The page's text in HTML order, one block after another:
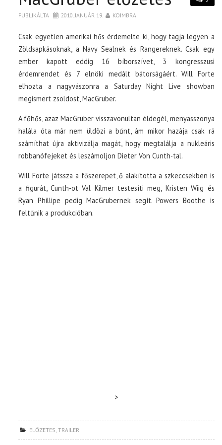
PUBLIKÁLTA 2010. JANUÁR 19. KOIMBRA
Csak egyetlen amerikai hős érdemelte ki, hogy tagja legyen a
Zöldsapkásoknak, a Navy Sealnek és Rangereknek. Csak egy
ember kapott eddig 16 bíborszívet, 3 kongresszusi
érdemrendet és 7 elnöki medált bátorságáért. Will Forte
elhozta a nagyvászonra a Saturday Night Live showban
megismert zsoldost, MacGruber.
A főhős, azaz MacGruber visszavonultan éldegél, menyasszonya
halála óta már nem üldözi a bűnt, ám mikor hazája csak rá
számíthat újra aktivizálja magát, hogy megtalálja a nukleáris
robbanófejeket és leszámoljon Dieter Von Cunth-tal.
Will Forte játssza a főszerepet, ő alakította a szkeccsekben is
a figurát, Cunth-ot Val Kilmer testesíti meg, Kristen Wiig és
Ryan Phillipe pedig MacGrubernek segít. Powers Boothe is
feltűnik a produkcióban.
>
ELŐZETES,TRAILER